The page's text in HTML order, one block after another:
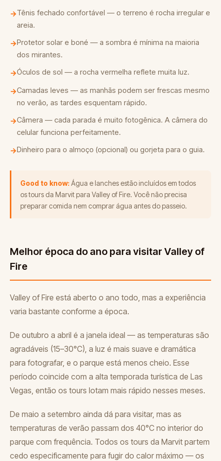
→Tênis fechado confortável — o terreno é rocha irregular e
areia.
→Protetor solar e boné — a sombra é mínima na maioria
dos mirantes.
→Óculos de sol — a rocha vermelha reflete muita luz.
→Camadas leves — as manhãs podem ser frescas mesmo
no verão, as tardes esquentam rápido.
→Câmera — cada parada é muito fotogênica. A câmera do
celular funciona perfeitamente.
→Dinheiro para o almoço (opcional) ou gorjeta para o guia.
Good to know: Água e lanches estão incluídos em todos
os tours da Marvit para Valley of Fire. Você não precisa
preparar comida nem comprar água antes do passeio.
Melhor época do ano para visitar Valley of
Fire
Valley of Fire está aberto o ano todo, mas a experiência
varia bastante conforme a época.
De outubro a abril é a janela ideal — as temperaturas são
agradáveis (15–30°C), a luz é mais suave e dramática
para fotografar, e o parque está menos cheio. Esse
período coincide com a alta temporada turística de Las
Vegas, então os tours lotam mais rápido nesses meses.
De maio a setembro ainda dá para visitar, mas as
temperaturas de verão passam dos 40°C no interior do
parque com frequência. Todos os tours da Marvit partem
cedo especificamente para fugir do calor máximo — os